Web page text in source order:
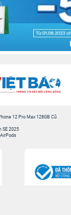
12 Pro Max 128GB Cũ
SE 2025